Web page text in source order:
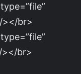
></br>
></br>